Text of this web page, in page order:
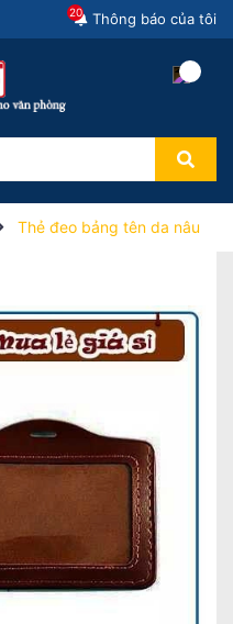
Thông báo của tôi
20
Thẻ đeo bảng tên da nâu